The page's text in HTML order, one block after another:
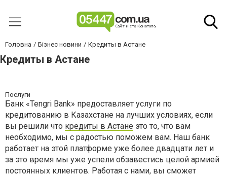
Головна Бізнес новини Кредиты в Астане
Кредиты в Астане
Послуги
Банк «Tengri Bank» предоставляет услуги по
кредитованию в Казахстане на лучших условиях, если
вы решили что кредиты в Астане это то, что вам
необходимо, мы с радостью поможем вам. Наш банк
работает на этой платформе уже более двадцати лет и
за это время мы уже успели обзавестись целой армией
постоянных клиентов. Работая с нами, вы сможет